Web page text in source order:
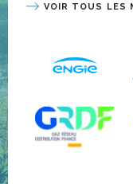
VOIR TOUS LES